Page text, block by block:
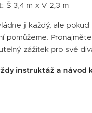
Š 3,4 m x V 2,3 m
ji každý, ale
pomůžeme.
zážitek pro své
instruktáž a návod